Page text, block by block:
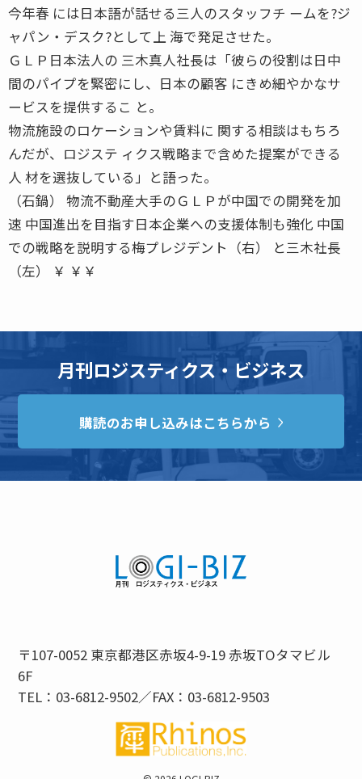
今年春 には日本語が話せる三人のスタッフチ ームを?ジ
ャパン・デスク?として上 海で発足させた。
ＧＬＰ日本法人の 三木真人社長は「彼らの役割は日中
間のパイプを緊密にし、日本の顧客 にきめ細やかなサ
ービスを提供するこ と。
物流施設のロケーションや賃料に 関する相談はもちろ
んだが、ロジステ ィクス戦略まで含めた提案ができる
人 材を選抜している」と語った。
（石鍋） 物流不動産大手のＧＬＰが中国での開発を加
速 中国進出を目指す日本企業への支援体制も強化 中国
での戦略を説明する梅プレジデント（右） と三木社長
（左） ￥ ￥￥
月刊ロジスティクス・ビジネス
購読のお申し込みはこちらから
〒107-0052 東京都港区赤坂4-9-19 赤坂TOタマビル
6F
TEL：03-6812-9502／FAX：03-6812-9503